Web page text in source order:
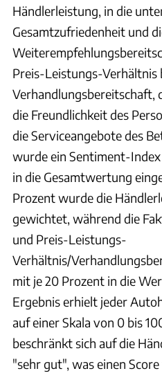
Händlerleistung, in die
Gesamtzufriedenheit und
Preis-Leistungs-Verhältnis
Verhandlungsbereitschaft,
die Freundlichkeit des
die Serviceangebote des
wurde ein Sentiment-
in die Gesamtwertung
Prozent wurde die
gewichtet, während die
und Preis-Leistungs-
Verhältnis/
mit je 20 Prozent in die
Ergebnis erhielt jeder
auf einer Skala von 0 bis
beschränkt sich auf die
"sehr gut", was einen